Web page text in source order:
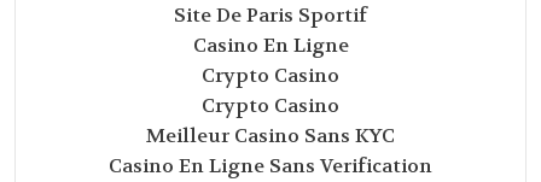
Site De Paris Sportif
Casino En Ligne
Crypto Casino
Crypto Casino
Meilleur Casino Sans KYC
Casino En Ligne Sans Verification